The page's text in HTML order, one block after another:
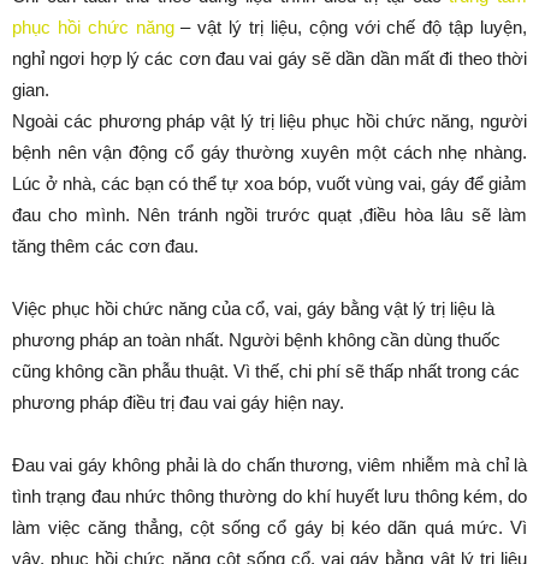
phục hồi chức năng– vật lý trị liệu, cộng với chế độ tập luyện,
nghỉ ngơi hợp lý các cơn đau vai gáy sẽ dần dần mất đi theo thời
gian.
Ngoài các phương pháp vật lý trị liệu phục hồi chức năng, người
bệnh nên vận động cổ gáy thường xuyên một cách nhẹ nhàng.
Lúc ở nhà, các bạn có thể tự xoa bóp, vuốt vùng vai, gáy để giảm
đau cho mình. Nên tránh ngồi trước quạt ,điều hòa lâu sẽ làm
tăng thêm các cơn đau.
Việc phục hồi chức năng của cổ, vai, gáy bằng vật lý trị liệu là
phương pháp an toàn nhất. Người bệnh không cần dùng thuốc
cũng không cần phẫu thuật. Vì thế, chi phí sẽ thấp nhất trong các
phương pháp điều trị đau vai gáy hiện nay.
Đau vai gáy không phải là do chấn thương, viêm nhiễm mà chỉ là
tình trạng đau nhức thông thường do khí huyết lưu thông kém, do
làm việc căng thẳng, cột sống cổ gáy bị kéo dãn quá mức. Vì
vậy, phục hồi chức năng cột sống cổ, vai gáy bằng vật lý trị liệu